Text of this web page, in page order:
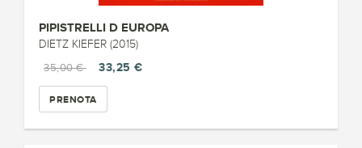
PIPISTRELLI D EUROPA
DIETZ KIEFER (2015)
35,00 €
33,25 €
PRENOTA